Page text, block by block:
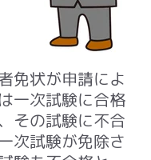
免状が申請によ
一次試験に合格
その試験に不合
次試験が免除さ